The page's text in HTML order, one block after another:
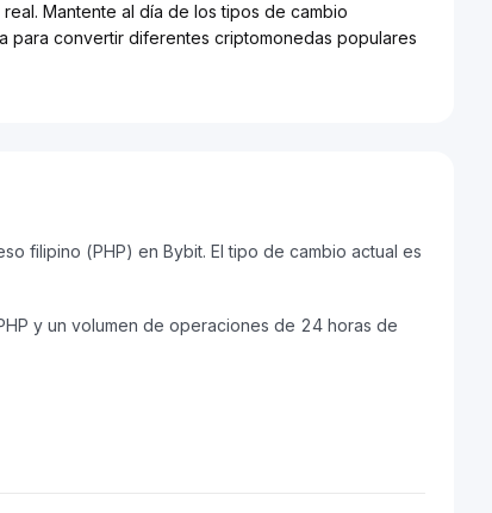
Mantente al día de los tipos de cambio
para convertir diferentes criptomonedas populares
filipino (PHP) en Bybit. El tipo de cambio actual es
y un volumen de operaciones de 24 horas de